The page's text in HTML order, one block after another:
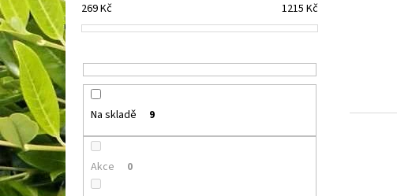
269Kč 1215 Kč
Na skladě 9
Akce 0